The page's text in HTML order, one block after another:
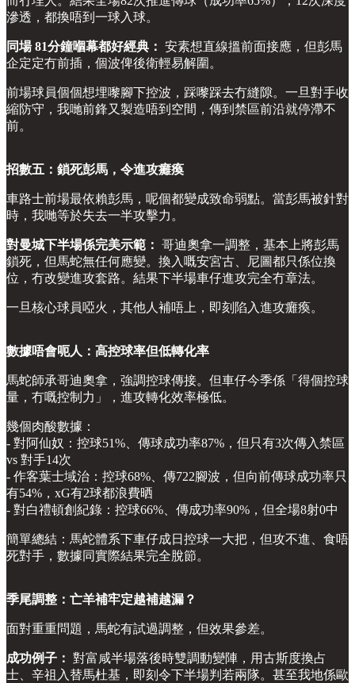
滲透，都換唔到一球入球。
同場 81分鐘嗰幕都好經典： 安素想直線搵前面接應，但彭馬
企定定冇前插，個波俾後衛輕易解圍。
前場球員個個想埋嚟腳下控波，踩嚟踩去冇縫隙。一旦對手收
縮防守，我哋前鋒又製造唔到空間，傳到禁區前沿就停滯不
前。
招數五：鎖死彭馬，令進攻癱瘓
車路士前場最依賴彭馬，呢個都變成致命弱點。當彭馬被針對
時，我哋等於失去一半攻擊力。
對曼城下半場係完美示範： 哥迪奧拿一調整，基本上將彭馬
鎖死，但馬蛇無任何應變。換入嘅安宮古、尼圖都只係位換
位，冇改變進攻套路。結果下半場車仔進攻完全冇章法。
一旦核心球員啞火，其他人補唔上，即刻陷入進攻癱瘓。
數據唔會呃人：高控球率但低轉化率
馬蛇師承哥迪奧拿，強調控球傳接。但車仔今季係「得個控球
量，冇嘅控制力」，進攻轉化效率極低。
幾個肉酸數據：
- 對阿仙奴：控球51%、傳球成功率87%，但只有3次傳入禁區
vs 對手14次
- 作客葉士域治：控球68%、傳722腳波，但向前傳球成功率只
有54%，xG有2球都浪費晒
- 對白禮頓創紀錄：控球66%、傳成功率90%，但全場8射0中
簡單總結：馬蛇體系下車仔成日控球一大把，但攻不進、食唔
死對手，數據同實際結果完全脫節。
季尾調整：亡羊補牢定越補越漏？
面對重重問題，馬蛇有試過調整，但效果參差。
成功例子： 對富咸半場落後時雙調動變陣，用古斯度換占
士、辛祖入替馬杜基，即刻令下半場判若兩隊。甚至我地係歐